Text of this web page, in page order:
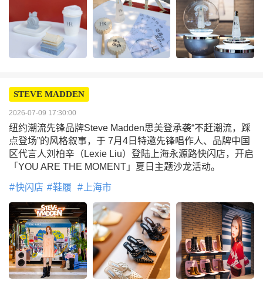
STEVE MADDEN
2026-07-09 17:30:00
纽约潮流先锋品牌Steve Madden思美登承袭“不赶潮流，踩
点登场”的风格叙事，于 7月4日特邀先锋唱作人、品牌中国
区代言人刘柏辛（Lexie Liu）登陆上海永源路快闪店，开启
「YOU ARE THE MOMENT」夏日主题沙龙活动。
快闪店 鞋履 上海市